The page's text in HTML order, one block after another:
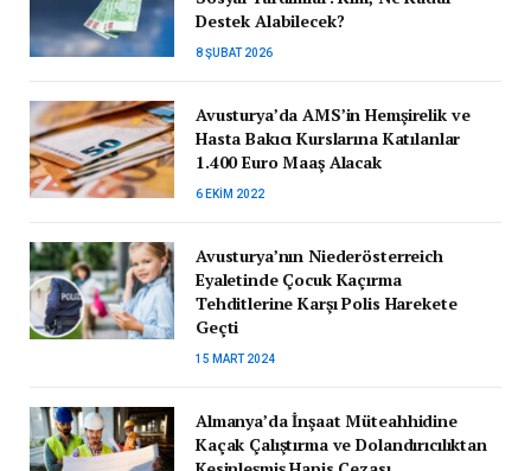
Destek Alabilecek?
8 ŞUBAT 2026
Avusturya’da AMS’in Hemşirelik ve
Hasta Bakıcı Kurslarına Katılanlar
1.400 Euro Maaş Alacak
6 EKIM 2022
Avusturya’nın Niederösterreich
Eyaletinde Çocuk Kaçırma
Tehditlerine Karşı Polis Harekete
Geçti
15 MART 2024
Almanya’da İnşaat Müteahhidine
Kaçak Çalıştırma ve Dolandırıcılıktan